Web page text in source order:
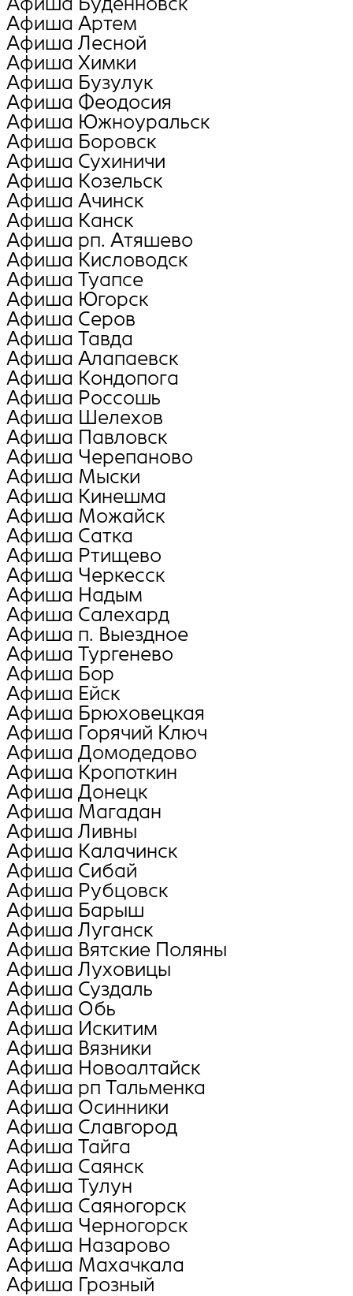
Афиша Артем
Афиша Лесной
Афиша Химки
Афиша Бузулук
Афиша Феодосия
Афиша Южноуральск
Афиша Боровск
Афиша Сухиничи
Афиша Козельск
Афиша Ачинск
Афиша Канск
Афиша рп. Атяшево
Афиша Кисловодск
Афиша Туапсе
Афиша Югорск
Афиша Серов
Афиша Тавда
Афиша Алапаевск
Афиша Кондопога
Афиша Россошь
Афиша Шелехов
Афиша Павловск
Афиша Черепаново
Афиша Мыски
Афиша Кинешма
Афиша Можайск
Афиша Сатка
Афиша Ртищево
Афиша Черкесск
Афиша Надым
Афиша Салехард
Афиша п. Выездное
Афиша Тургенево
Афиша Бор
Афиша Ейск
Афиша Брюховецкая
Афиша Горячий Ключ
Афиша Домодедово
Афиша Кропоткин
Афиша Донецк
Афиша Магадан
Афиша Ливны
Афиша Калачинск
Афиша Сибай
Афиша Рубцовск
Афиша Барыш
Афиша Луганск
Афиша Вятские Поляны
Афиша Луховицы
Афиша Суздаль
Афиша Обь
Афиша Искитим
Афиша Вязники
Афиша Новоалтайск
Афиша рп Тальменка
Афиша Осинники
Афиша Славгород
Афиша Тайга
Афиша Саянск
Афиша Тулун
Афиша Саяногорск
Афиша Черногорск
Афиша Назарово
Афиша Махачкала
Афиша Грозный